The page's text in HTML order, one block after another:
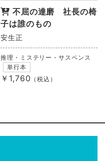
不屈の達磨 社長の椅
子は誰のもの
安生正
推理・ミステリー・サスペンス
単行本
￥1,760 （税込）